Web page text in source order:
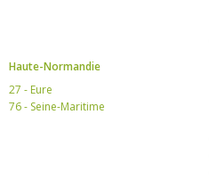
Haute-Normandie
27 - Eure
76 - Seine-Maritime